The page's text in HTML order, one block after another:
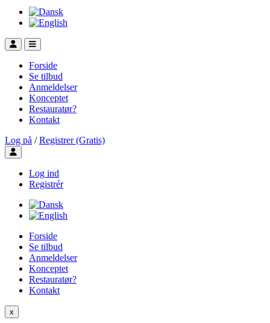
Forside
Se tilbud
Anmeldelser
Konceptet
Restauratør?
Kontakt
Log på / Registrer (Gratis)
Toggle user menu
Log ind
Registrér
Forside
Se tilbud
Anmeldelser
Konceptet
Restauratør?
Kontakt
x